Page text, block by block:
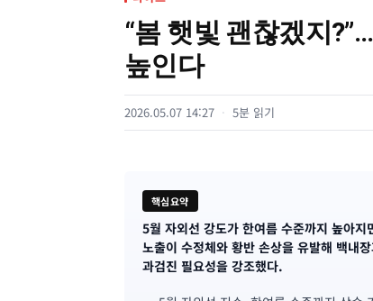
“봄 햇빛 괜찮겠지
높인다
2026.05.07 14:27 5분 읽기
핵심요약
기
사
5월 자외선 강도가 한여름 수준까지 높아
노출이 수정체와 황반 손상을 유발해 백내
과검진 필요성을 강조했다.